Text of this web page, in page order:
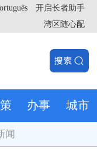
开启长者助手
湾区随心配
办事 城市
闻